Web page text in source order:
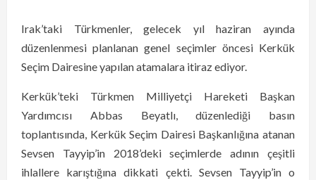
Irak’taki Türkmenler, gelecek yıl haziran ayında
düzenlenmesi planlanan genel seçimler öncesi Kerkük
Seçim Dairesine yapılan atamalara itiraz ediyor.
Kerkük’teki Türkmen Milliyetçi Hareketi Başkan
Yardımcısı Abbas Beyatlı, düzenlediği basın
toplantısında, Kerkük Seçim Dairesi Başkanlığına atanan
Sevsen Tayyip’in 2018’deki seçimlerde adının çeşitli
ihlallere karıştığına dikkati çekti. Sevsen Tayyip’in o